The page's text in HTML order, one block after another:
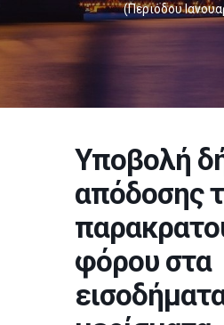
(περιόδου
Υποβολή
απόδοσης
φόρου στα